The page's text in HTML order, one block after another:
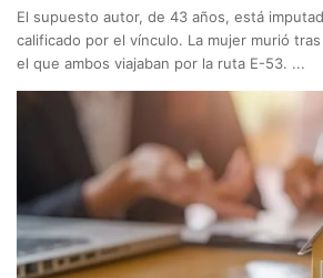
El supuesto autor, de 43 años, está
calificado por el vínculo. La mujer murió
el que ambos viajaban por la ruta E-53. ...